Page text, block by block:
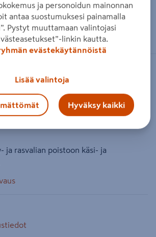
kuvaa sormilla kosketusnäytöllä
poistoaine Kiilto
l
ja rasvalian poistoon käsi- ja
ja personoidun mainonnan
antaa suostumuksesi painamalla
Pystyt muuttamaan valintojasi
linkin kautta.
evästekäytännöistä
Lisää valintoja
Hyväksy kaikki